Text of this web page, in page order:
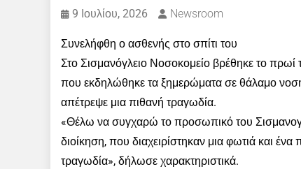
9 Ιουλίου, 2026 Newsroom
Συνελήφθη ο ασθενής στο σπίτι του
Στο Σισμανόγλειο Νοσοκομείο βρέθηκε το
που εκδηλώθηκε τα ξημερώματα σε θάλαμο
απέτρεψε μια πιθανή τραγωδία.
«Θέλω να συγχαρώ το προσωπικό του
διοίκηση, που διαχειρίστηκαν μια φωτιά και ένα
τραγωδία», δήλωσε χαρακτηριστικά.